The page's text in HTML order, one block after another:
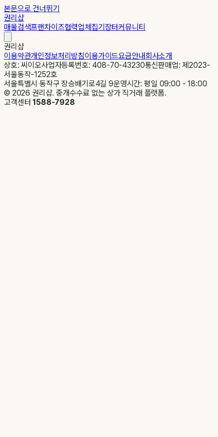
본문으로 건너뛰기
권리샵
매물검색프랜차이즈협력업체집기장터커뮤니티
권리샵
이용약관개인정보처리방침이용가이드요금안내회사소개
상호: 씨이오사업자등록번호: 408-70-43230통신판매업: 제2023-
서울동작-1252호
서울특별시 동작구 장승배기로4길 9운영시간: 평일 09:00 - 18:00
© 2026 권리샵. 중개수수료 없는 상가 직거래 플랫폼.
고객센터1588-7928